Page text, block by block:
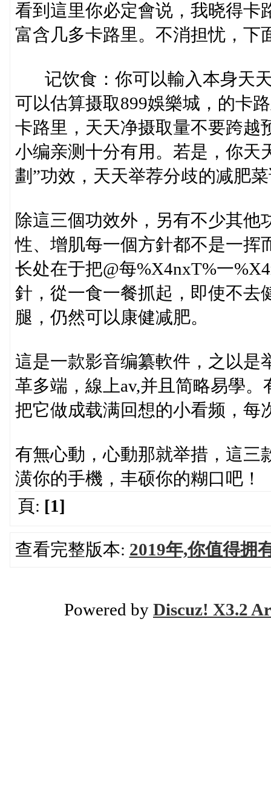
看到這里你必定會说，我晓得卡
富含几多卡路里。不消担忧，下
记饮食：你可以輸入本身天天
可以估算摄取899娛樂城，的卡
卡路里，天天净摄取量不要跨越
小编亲测十分有用。若是，你天
劃”功效，天天举荐分歧的减肥
除這三個功效外，另有不少其他
性、增肌每一個方針都不是一挥
长处在于把@每%X4nxT%一
針，從一食一餐抓起，即使不去
腿，仍然可以康健减肥。
這是一款影音编纂軟件，之以是
革多端，線上av,并且简略易學
把它做成载满回想的小看频，每
有無心動，心動那就举措，這三
潢你的手機，丰硕你的糊口吧！
頁: [1]
查看完整版本: 2019年,你值得拥
Powered by Discuz! X3.2